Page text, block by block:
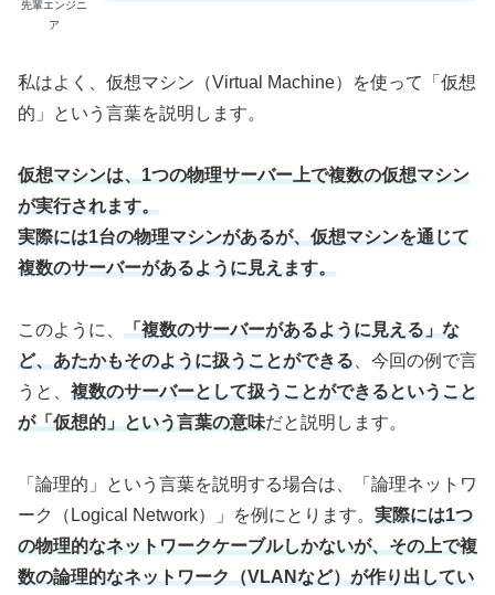
先輩エンジニ
ア
私はよく、仮想マシン（Virtual Machine）を使って「仮想
的」という言葉を説明します。
仮想マシンは、1つの物理サーバー上で複数の仮想マシン
が実行されます。
実際には1台の物理マシンがあるが、仮想マシンを通じて
複数のサーバーがあるように見えます。
このように、 「複数のサーバーがあるように見える」な
ど、あたかもそのように扱うことができる 、今回の例で言
うと、 複数のサーバーとして扱うことができるということ
が「仮想的」という言葉の意味だと説明します。
「論理的」という言葉を説明する場合は、「論理ネットワ
ーク（Logical Network）」を例にとります。 実際には1つ
の物理的なネットワークケーブルしかないが、その上で複
数の論理的なネットワーク（VLANなど）が作り出してい